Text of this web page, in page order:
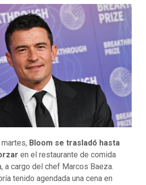
Bloom se trasladó hasta
en el restaurante de comida
a cargo del chef Marcos Baeza.
tenido agendada una cena en